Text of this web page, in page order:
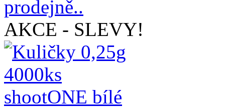
AKCE - SLEVY!